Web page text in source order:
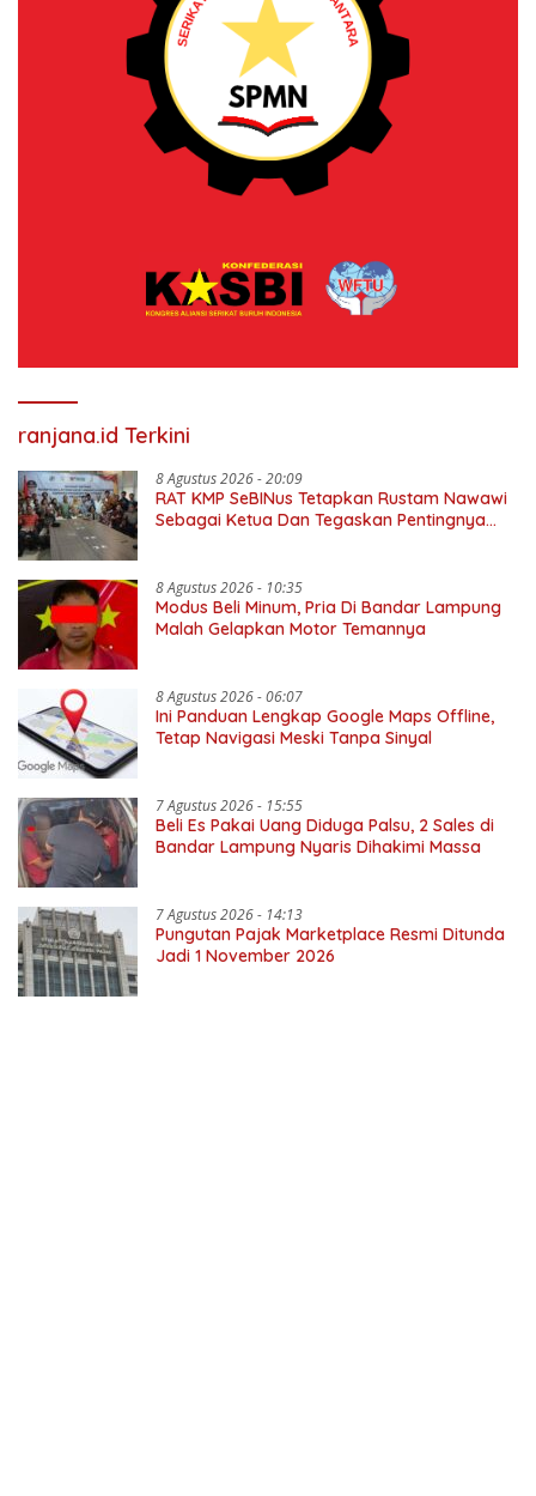
ranjana.id Terkini
8 Agustus 2026 - 20:09
RAT KMP SeBINus Tetapkan Rustam Nawawi
Sebagai Ketua Dan Tegaskan Pentingnya
8 Agustus 2026 - 10:35
Modus Beli Minum, Pria Di Bandar Lampung
Malah Gelapkan Motor Temannya
8 Agustus 2026 - 06:07
Ini Panduan Lengkap Google Maps Offline,
Tetap Navigasi Meski Tanpa Sinyal
7 Agustus 2026 - 15:55
Beli Es Pakai Uang Diduga Palsu, 2 Sales di
Bandar Lampung Nyaris Dihakimi Massa
7 Agustus 2026 - 14:13
Pungutan Pajak Marketplace Resmi Ditunda
Jadi 1 November 2026